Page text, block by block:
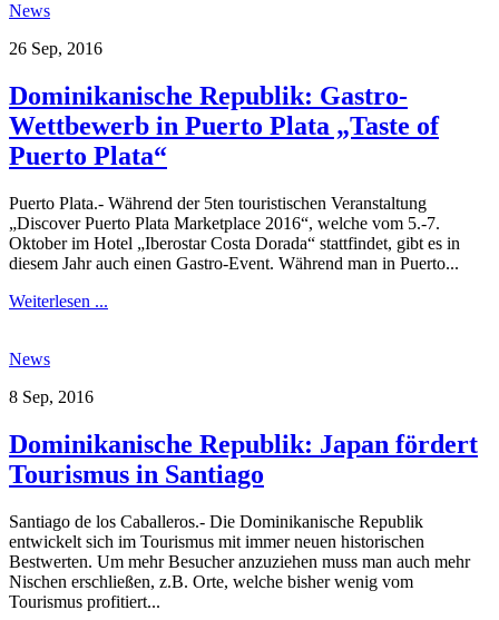
News
26 Sep, 2016
Dominikanische Republik: Gastro-
Wettbewerb in Puerto Plata „Taste of
Puerto Plata“
Puerto Plata.- Während der 5ten touristischen Veranstaltung
„Discover Puerto Plata Marketplace 2016“, welche vom 5.-7.
Oktober im Hotel „Iberostar Costa Dorada“ stattfindet, gibt es in
diesem Jahr auch einen Gastro-Event. Während man in Puerto...
Weiterlesen ...
News
8 Sep, 2016
Dominikanische Republik: Japan fördert
Tourismus in Santiago
Santiago de los Caballeros.- Die Dominikanische Republik
entwickelt sich im Tourismus mit immer neuen historischen
Bestwerten. Um mehr Besucher anzuziehen muss man auch mehr
Nischen erschließen, z.B. Orte, welche bisher wenig vom
Tourismus profitiert...